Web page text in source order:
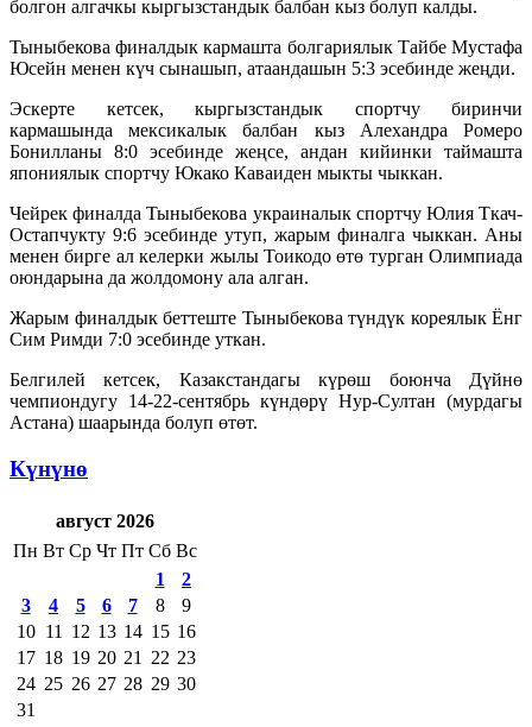
болгон алгачкы кыргызстандык балбан кыз болуп калды.
Тыныбекова финалдык кармашта болгариялык Тайбе Мустафа
Юсейн менен күч сынашып, атаандашын 5:3 эсебинде жеңди.
Эскерте кетсек, кыргызстандык спортчу биринчи
кармашында мексикалык балбан кыз Алехандра Ромеро
Бонилланы 8:0 эсебинде жеңсе, андан кийинки таймашта
япониялык спортчу Юкако Каваиден мыкты чыккан.
Чейрек финалда Тыныбекова украиналык спортчу Юлия Ткач-
Остапчукту 9:6 эсебинде утуп, жарым финалга чыккан. Аны
менен бирге ал келерки жылы Тоикодо өтө турган Олимпиада
оюндарына да жолдомону ала алган.
Жарым финалдык беттеште Тыныбекова түндүк кореялык Ёнг
Сим Римди 7:0 эсебинде уткан.
Белгилей кетсек, Казакстандагы күрөш боюнча Дүйнө
чемпиондугу 14-22-сентябрь күндөрү Нур-Султан (мурдагы
Астана) шаарында болуп өтөт.
Күнүнө
август 2026
Пн Вт Ср Чт Пт Сб Вс
1
2
3
4 5 6 7 8
9
10 11 12 13 14 15 16
17 18 19 20 21 22 23
24 25 26 27 28 29 30
31